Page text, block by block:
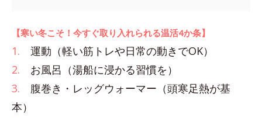
【寒い冬こそ！今すぐ取り入れられる温活4か条】
1. 運動（軽い筋トレや日常の動きでOK）
2. お風呂（湯船に浸かる習慣を）
3. 腹巻き・レッグウォーマー（頭寒足熱が基
本）